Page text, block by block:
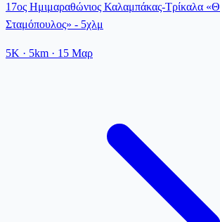
17ος Ημιμαραθώνιος Καλαμπάκας-Τρίκαλα
Σταμόπουλος» - 5χλμ
5K · 5km · 15 Μαρ